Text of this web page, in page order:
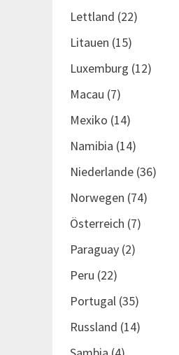
Lettland (22)
Litauen (15)
Luxemburg (12)
Macau (7)
Mexiko (14)
Namibia (14)
Niederlande(36)
Norwegen (74)
Österreich (7)
Paraguay(2)
Peru (22)
Portugal(35)
Russland (14)